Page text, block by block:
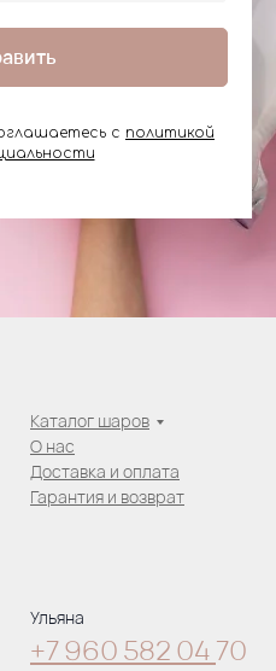
с политикой
Каталог шаров
О нас
Доставка и оплата
Гарантия и возврат
Ульяна
+7 960 582 04 70